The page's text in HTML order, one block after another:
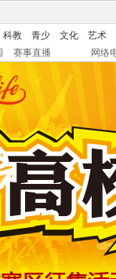
科教 青少 文化
艺术
赛事直播 网络